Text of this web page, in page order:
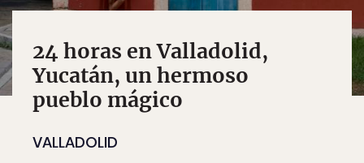
24 horas en Valladolid,
Yucatán, un hermoso
pueblo mágico
VALLADOLID